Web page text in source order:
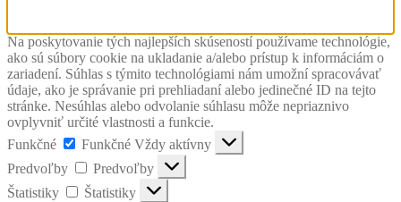
Na poskytovanie tých najlepších skúseností používame technológie,
ako sú súbory cookie na ukladanie a/alebo prístup k informáciám o
zariadení. Súhlas s týmito technológiami nám umožní spracovávať
údaje, ako je správanie pri prehliadaní alebo jedinečné ID na tejto
stránke. Nesúhlas alebo odvolanie súhlasu môže nepriaznivo
ovplyvniť určité vlastnosti a funkcie.
Funkčné
Funkčné Vždy aktívny
Predvoľby
Predvoľby
Štatistiky
Štatistiky